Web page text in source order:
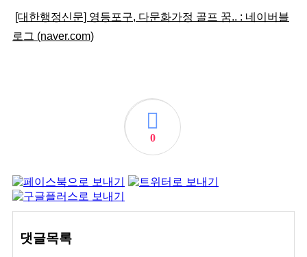
[대한행정신문] 영등포구, 다문화가정 골프 꿈.. : 네이버블
로그 (naver.com)
0
댓글목록